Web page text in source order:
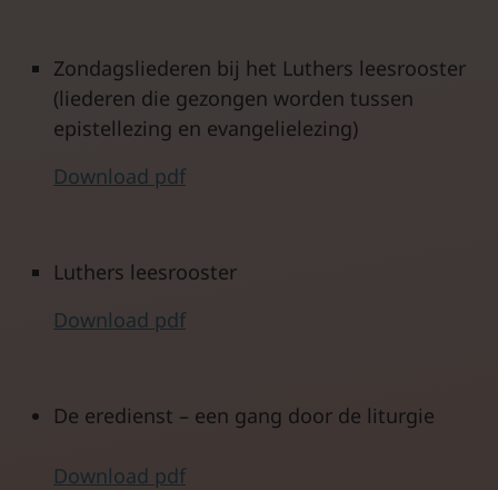
Zondagsliederen bij het Luthers leesrooster
(liederen die gezongen worden tussen
epistellezing en evangelielezing)
Download pdf
Luthers leesrooster
Download pdf
De eredienst – een gang door de liturgie
Download pdf